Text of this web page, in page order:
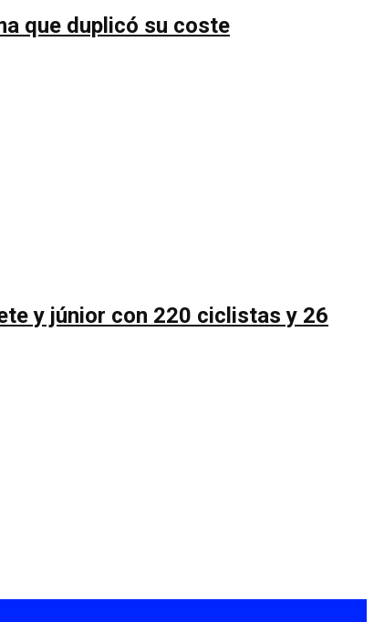
que duplicó su coste
y júnior con 220 ciclistas y 26